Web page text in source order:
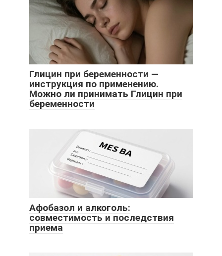
Глицин при беременности —
инструкция по применению.
Можно ли принимать Глицин при
беременности
Афобазол и алкоголь:
совместимость и последствия
приема